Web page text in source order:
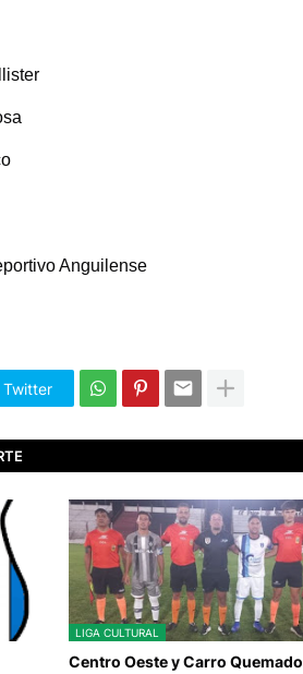
Anguilense
Twitter
LIGA CULTURAL
Centro Oeste y Carro Quemado